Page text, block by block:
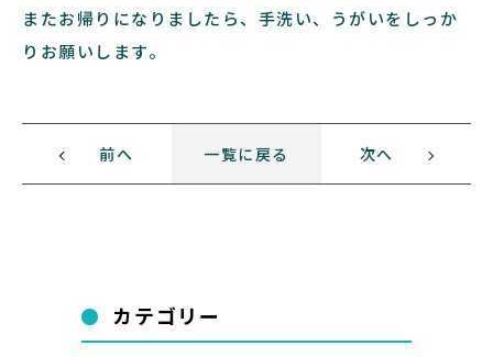
またお帰りになりましたら、手洗い、うがいをしっか
りお願いします。
前へ 一覧に戻る 次へ
カテゴリー